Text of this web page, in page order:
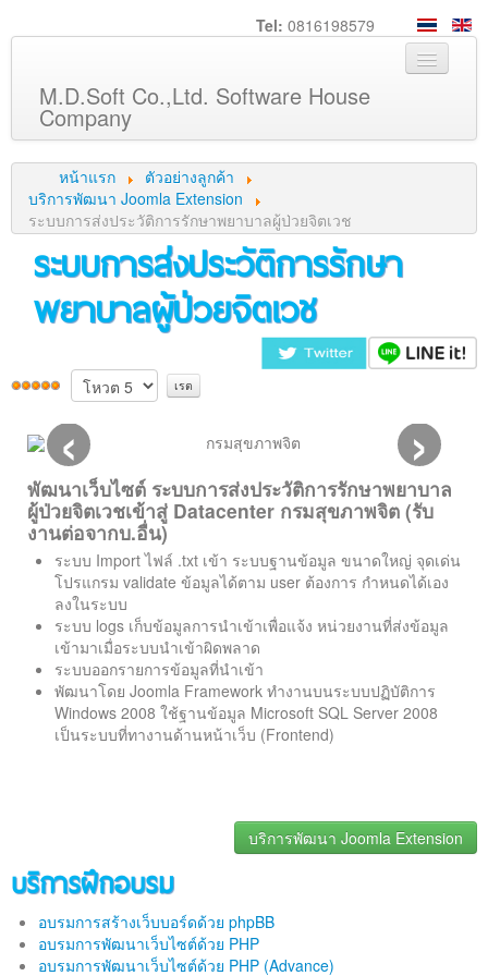
Tel: 0816198579
M.D.Soft Co.,Ltd. Software House
Company
หน้าหลัก
เกี่ยวกับเรา
บริการ
สินค้า
ความรู้
ภาพกิจกรรม
ร่วมงานกับเรา
ช่วยเหลือ
ติดต่อเรา
หน้าแรก
ตัวอย่างลูกค้า
บริการพัฒนา Joomla Extension
ระบบการส่งประวัติการรักษาพยาบาลผู้ป่วยจิตเวช
ระบบการส่งประวัติการรักษา
พยาบาลผู้ป่วยจิตเวช
‹ ›
พัฒนาเว็บไซต์ ระบบการส่งประวัติการรักษาพยาบาล
ผู้ป่วยจิตเวชเข้าสู่ Datacenter กรมสุขภาพจิต (รับ
งานต่อจากบ.อื่น)
ระบบ Import ไฟล์ .txt เข้า ระบบฐานข้อมูล ขนาดใหญ่ จุดเด่น
โปรแกรม validate ข้อมูลได้ตาม user ต้องการ กำหนดได้เอง
ลงในระบบ
ระบบ logs เก็บข้อมูลการนำเข้าเพื่อแจ้ง หน่วยงานที่ส่งข้อมูล
เข้ามาเมื่อระบบนำเข้าผิดพลาด
ระบบออกรายการข้อมูลที่นำเข้า
พัฒนาโดย Joomla Framework ทำงานบนระบบปฏิบัติการ
Windows 2008 ใช้ฐานข้อมูล Microsoft SQL Server 2008
เป็นระบบที่ทางานด้านหน้าเว็บ (Frontend)
บริการพัฒนา Joomla Extension
บริการฝึกอบรม
อบรมการสร้างเว็บบอร์ดด้วย phpBB
อบรมการพัฒนาเว็บไซต์ด้วย PHP
อบรมการพัฒนาเว็บไซต์ด้วย PHP (Advance)